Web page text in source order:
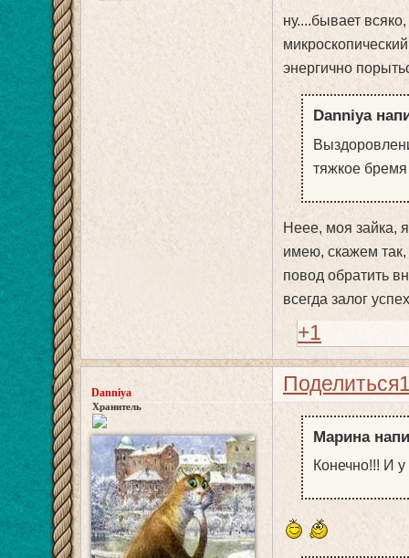
ну....бывает
энергично
Danniya
тяжкое
Неее, моя зайка,
имею, скажем так,
повод обратить
всегда залог
+1
Поделиться
Danniya
Хранитель
Марина
Конечно!!! И